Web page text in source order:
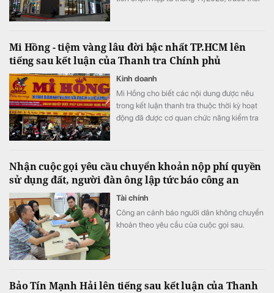
Mi Hồng - tiệm vàng lâu đời bậc nhất TP.HCM lên
tiếng sau kết luận của Thanh tra Chính phủ
Kinh doanh
Mi Hồng cho biết các nội dung được nêu
trong kết luận thanh tra thuộc thời kỳ hoạt
động đã được cơ quan chức năng kiểm tra
Nhận cuộc gọi yêu cầu chuyển khoản nộp phí quyền
sử dụng đất, người đàn ông lập tức báo công an
Tài chính
Công an cảnh báo người dân không chuyển
khoản theo yêu cầu của cuộc gọi sau.
Bảo Tín Mạnh Hải lên tiếng sau kết luận của Thanh